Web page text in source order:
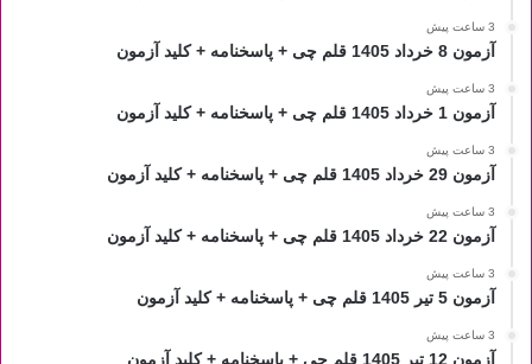
3 ساعت پیش
آزمون 8 خرداد 1405 قلم چی + پاسخنامه + کلید آزمون
3 ساعت پیش
آزمون 1 خرداد 1405 قلم چی + پاسخنامه + کلید آزمون
3 ساعت پیش
آزمون 29 خرداد 1405 قلم چی + پاسخنامه + کلید آزمون
3 ساعت پیش
آزمون 22 خرداد 1405 قلم چی + پاسخنامه + کلید آزمون
3 ساعت پیش
آزمون 5 تیر 1405 قلم چی + پاسخنامه + کلید آزمون
3 ساعت پیش
آزمون 12 تیر 1405 قلم چی + پاسخنامه + کلید آزمون